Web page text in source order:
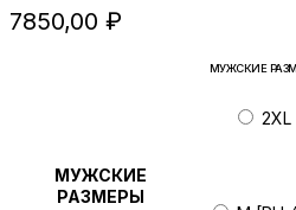
7850,00 ₽
МУЖСКИЕ
МУЖСКИЕ
РАЗМЕРЫ
2XL